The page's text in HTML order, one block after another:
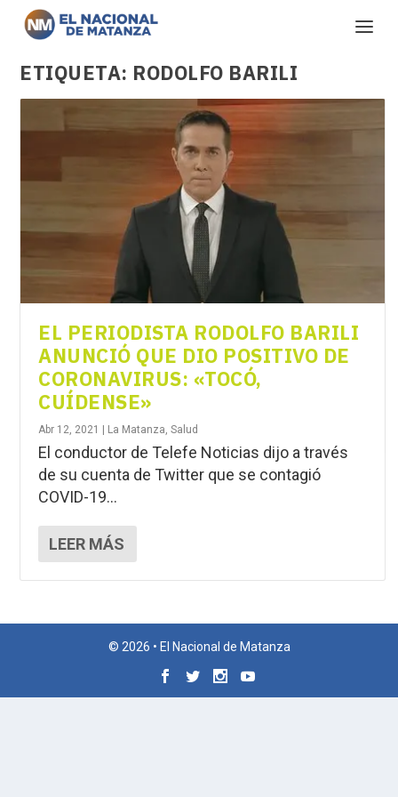
ETIQUETA: RODOLFO BARILI
EL PERIODISTA RODOLFO BARILI
ANUNCIÓ QUE DIO POSITIVO DE
CORONAVIRUS: «TOCÓ,
CUÍDENSE»
Abr 12, 2021 La Matanza,Salud
El conductor de Telefe Noticias dijo a través
de su cuenta de Twitter que se contagió
COVID-19...
LEER MÁS
© 2026 • El Nacional de Matanza